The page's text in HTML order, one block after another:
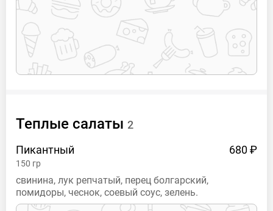
Теплые салаты 2
Пикантный
680 ₽
150 гр
свинина, лук репчатый, перец болгарский,
помидоры, чеснок, соевый соус, зелень.